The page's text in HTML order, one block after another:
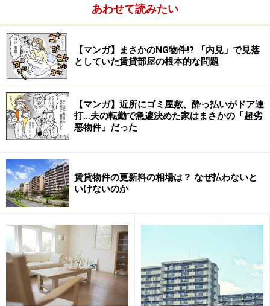
にもありますが、基本的には賃借人の故意・過失（わざ
とやってしまった、わざとじゃないけど壊してしまっ
た）、また、通常の使用を超えるような暮らし方による
損耗、さらに善管注意義務違反による損耗分を修復する
ための費用は、賃借人の負担です。でも、壁紙の日焼け
や通常使用によるじゅうたん、畳の磨り減りなど自然損
耗の修繕費は賃貸人（＝大家さん）の負担だとする考え
方が、最近主流になってきました。本来、経年変化によ
る建物価値の減少分は、毎月支払っている家賃から負担
あわせて読みたい
【マンガ】まさかのNG物件!? 「内見」で見落
としていた賃貸部屋の根本的な問題
【マンガ】近所にゴミ屋敷、酔っ払いがドア連
打…夫の転勤で急遽決めた家はまさかの「超劣
悪物件」だった
賃貸物件の更新料の相場は？ なぜ払わないと
いけないのか